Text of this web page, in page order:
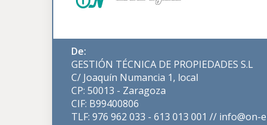
De:
GESTIÓN TÉCNICA DE PROPIEDADES S.L
C/ Joaquín Numancia 1, local
CP: 50013 - Zaragoza
CIF: B99400806
TLF: 976 962 033 - 613 013 001 // info@on-